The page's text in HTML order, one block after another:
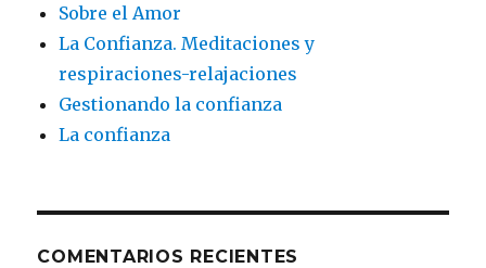
Sobre el Amor
La Confianza. Meditaciones y
respiraciones-relajaciones
Gestionando la confianza
La confianza
COMENTARIOS RECIENTES